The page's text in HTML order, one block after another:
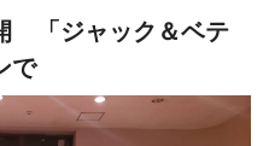
「ジャック＆ベテ
で